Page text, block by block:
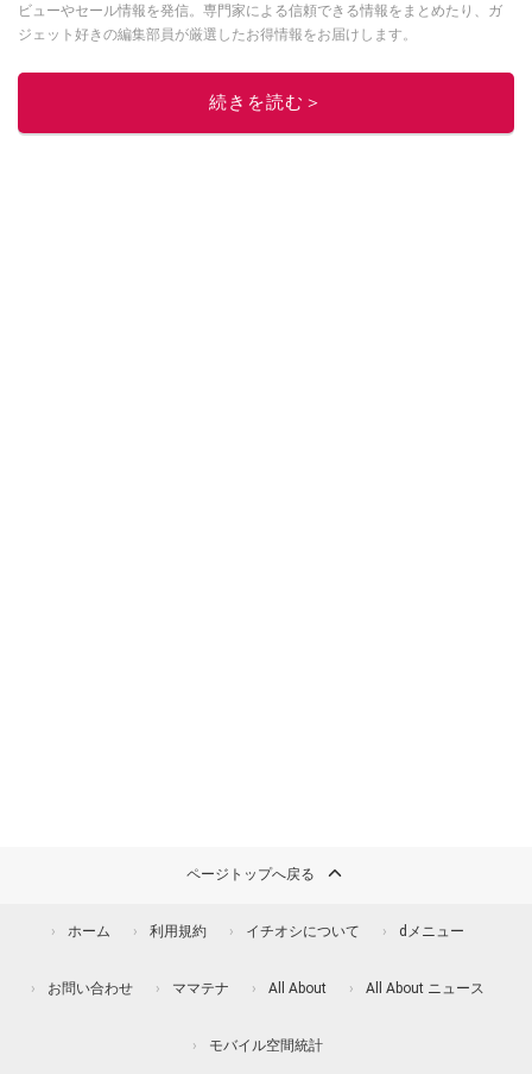
ビューやセール情報を発信。専門家による信頼できる情報をまとめたり、ガ
ジェット好きの編集部員が厳選したお得情報をお届けします。
このイチオシストの他の記事を読む
続きを読む＞
ページトップへ戻る
ホーム 利用規約 イチオシについて dメニュー
お問い合わせ ママテナ All About All About ニュース
モバイル空間統計